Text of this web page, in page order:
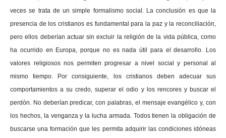
veces se trata de un simple formalismo social. La conclusión es que la
presencia de los cristianos es fundamental para la paz y la reconciliación,
pero ellos deberían actuar sin excluir la religión de la vida pública, como
ha ocurrido en Europa, porque no es nada útil para el desarrollo. Los
valores religiosos nos permiten progresar a nivel social y personal al
mismo tiempo. Por consiguiente, los cristianos deben adecuar sus
comportamientos a su credo, superar el odio y los rencores y buscar el
perdón. No deberían predicar, con palabras, el mensaje evangélico y, con
los hechos, la venganza y la lucha armada. Todos tienen la obligación de
buscarse una formación que les permita adquirir las condiciones idóneas